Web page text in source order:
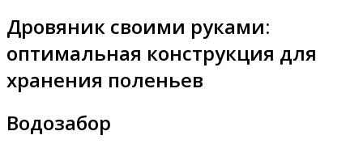
Дровяник своими руками:
оптимальная конструкция для
хранения поленьев
Водозабор